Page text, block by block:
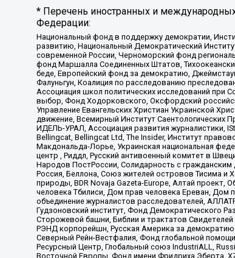
* Перечень иностранных и
Федерации:
Национальный фонд в поддержку демократии,
развитию, Национальный Демократический
современной России, Черноморский фонд
фонд Маршалла Соединенных Штатов,
беде, Европейский фонд за демократию,
Фалуньгун, Коалиция по расследованию
Ассоциация школ политических исследований при
выбор, Фонд Ходорковского, Оксфордский
Управление Евангельских Христиан Украинской
движение, Всемирный Институт Саентологических
ИДЕЛЬ-УРАЛ, Ассоциация развития журналистики,
Bellingcat, Bellingcat Ltd, The Insider, Институт
Макдональда-Лорье, Украинская национальная
центр , Риддл, Русский антивоенный комитет в
Народов ПостРоссии, Солидарность с гражданским
Россия, Беллона, Союз жителей островов Тисима и
природы, BDR Novaja Gazeta-Europe, Алтай
человека Тбилиси, Дом прав человека Ереван, Дом
объединение журналистов расследователей,
Гудзоновский институт, Фонд Демократического
Сторожевой башни, Библии и трактатов
РЭНД корпорейшн, Русская Америка за демократию
Северный Рейн-Вестфалия, Фонд глобальной
Ресурсный Центр, Глобальный союз IndustriALL,
Восточной Европы, Фонд имени Фридриха Эберта,